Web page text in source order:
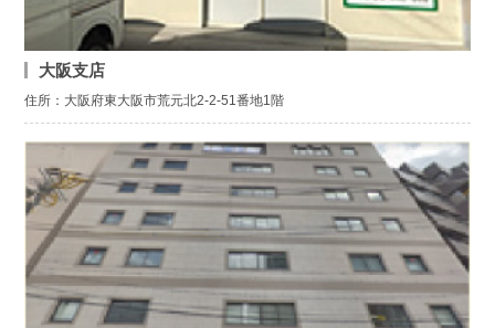
大阪支店
住所：大阪府東大阪市荒元北2-2-51番地1階